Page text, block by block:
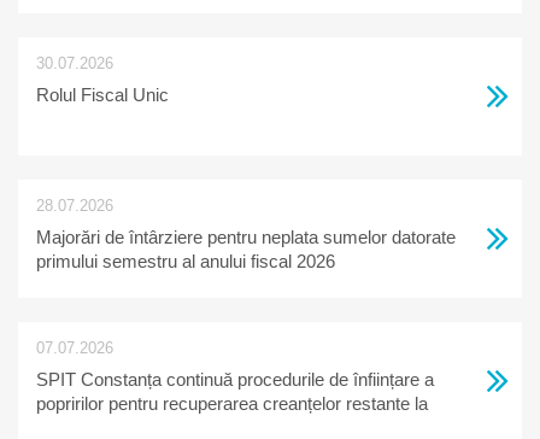
30.07.2026
Rolul Fiscal Unic
28.07.2026
Majorări de întârziere pentru neplata sumelor datorate
primului semestru al anului fiscal 2026
07.07.2026
SPIT Constanța continuă procedurile de înființare a
popririlor pentru recuperarea creanțelor restante la